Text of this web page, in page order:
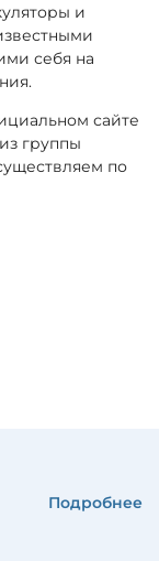
и
себя на
сайте
группы
по
Подробнее